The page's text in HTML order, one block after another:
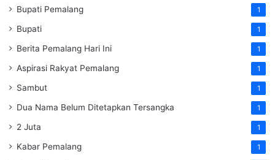
Bupati Pemalang 1
Bupati 1
Berita Pemalang Hari Ini 1
Aspirasi Rakyat Pemalang 1
Sambut 1
Dua Nama Belum Ditetapkan Tersangka 1
2 Juta 1
Kabar Pemalang 1